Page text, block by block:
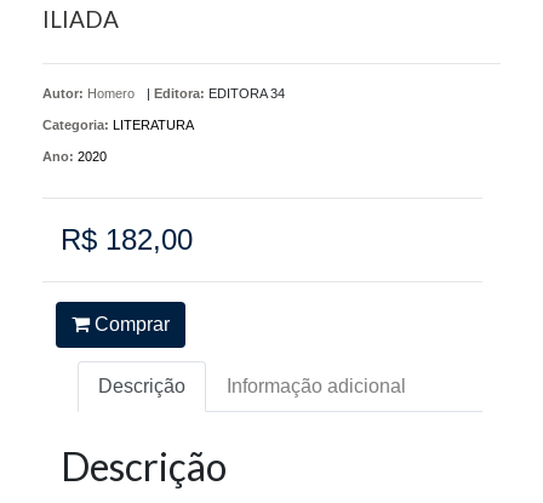
ILIADA
Autor: Homero | Editora: EDITORA 34
Categoria: LITERATURA
Ano: 2020
R$ 182,00
Comprar
Descrição Informação adicional
Descrição